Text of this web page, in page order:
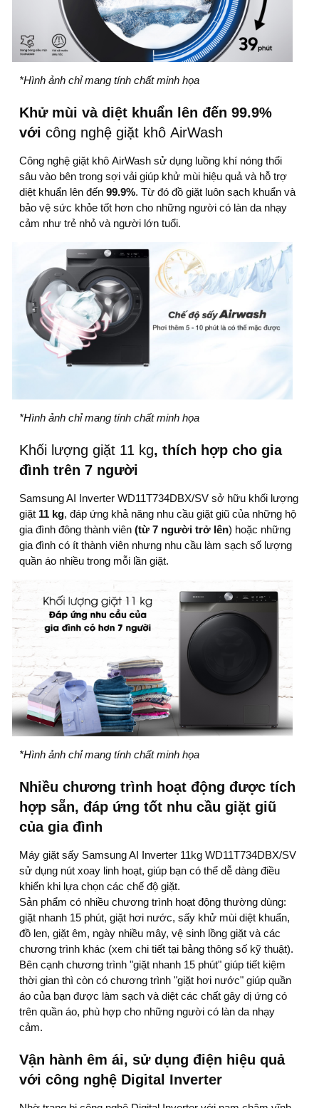
*Hình ảnh chỉ mang tính chất minh họa
Khử mùi và diệt khuẩn lên đến 99.9%
với công nghệ giặt khô AirWash
Công nghệ giặt khô AirWash sử dụng luồng khí nóng thổi
sâu vào bên trong sợi vải giúp khử mùi hiệu quả và hỗ trợ
diệt khuẩn lên đến 99.9%. Từ đó đồ giặt luôn sạch khuẩn và
bảo vệ sức khỏe tốt hơn cho những người có làn da nhạy
cảm như trẻ nhỏ và người lớn tuổi.
*Hình ảnh chỉ mang tính chất minh họa
Khối lượng giặt 11 kg, thích hợp cho gia
đình trên 7 người
Samsung AI Inverter WD11T734DBX/SV sở hữu khối lượng
giặt 11 kg, đáp ứng khả năng nhu cầu giặt giũ của những hộ
gia đình đông thành viên (từ 7 người trở lên) hoặc những
gia đình có ít thành viên nhưng nhu cầu làm sạch số lượng
quần áo nhiều trong mỗi lần giặt.
*Hình ảnh chỉ mang tính chất minh họa
Nhiều chương trình hoạt động được tích
hợp sẵn, đáp ứng tốt nhu cầu giặt giũ
của gia đình
Máy giặt sấy Samsung AI Inverter 11kg WD11T734DBX/SV
sử dụng nút xoay linh hoạt, giúp bạn có thể dễ dàng điều
khiển khi lựa chọn các chế độ giặt.
Sản phẩm có nhiều chương trình hoạt động thường dùng:
giặt nhanh 15 phút, giặt hơi nước, sấy khử mùi diệt khuẩn,
đồ len, giặt êm, ngày nhiều mây, vệ sinh lồng giặt và các
chương trình khác (xem chi tiết tại bảng thông số kỹ thuật).
Bên cạnh chương trình "giặt nhanh 15 phút" giúp tiết kiệm
thời gian thì còn có chương trình "giặt hơi nước" giúp quần
áo của bạn được làm sạch và diệt các chất gây dị ứng có
trên quần áo, phù hợp cho những người có làn da nhạy
cảm.
Vận hành êm ái, sử dụng điện hiệu quả
với công nghệ Digital Inverter